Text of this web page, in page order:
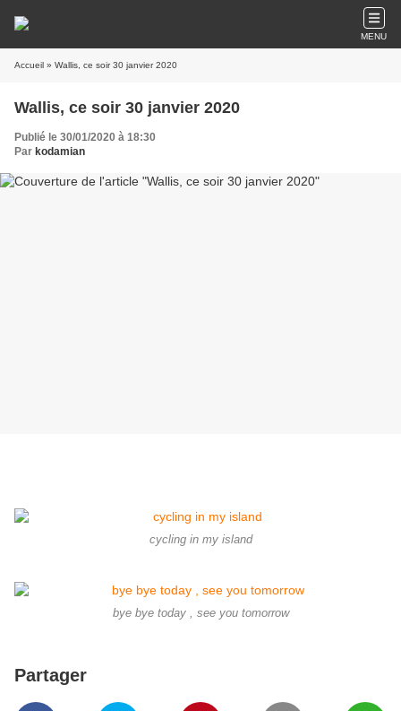
MENU
Accueil » Wallis, ce soir 30 janvier 2020
Wallis, ce soir 30 janvier 2020
Publié le 30/01/2020 à 18:30
Par kodamian
cycling in my island
bye bye today , see you tomorrow
Partager